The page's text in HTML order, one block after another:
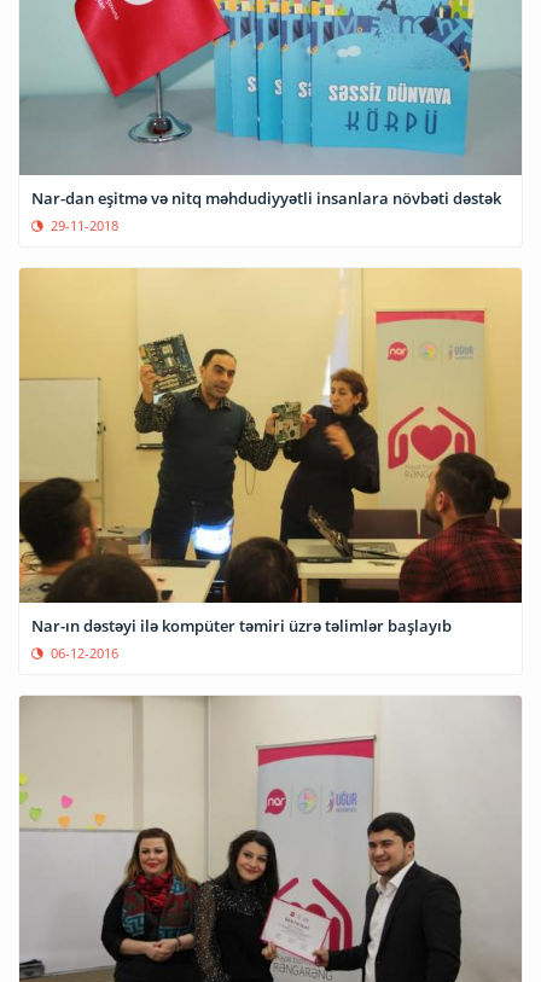
Nar-dan eşitmə və nitq məhdudiyyətli insanlara növbəti dəstək
29-11-2018
Nar-ın dəstəyi ilə kompüter təmiri üzrə təlimlər başlayıb
06-12-2016